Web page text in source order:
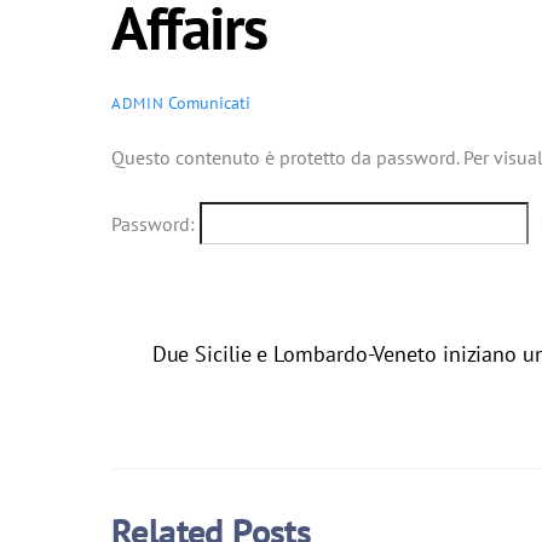
Affairs
ADMIN Comunicati
Questo contenuto è protetto da password. Per
Password:
Due Sicilie e Lombardo-Veneto iniziano
Related Posts